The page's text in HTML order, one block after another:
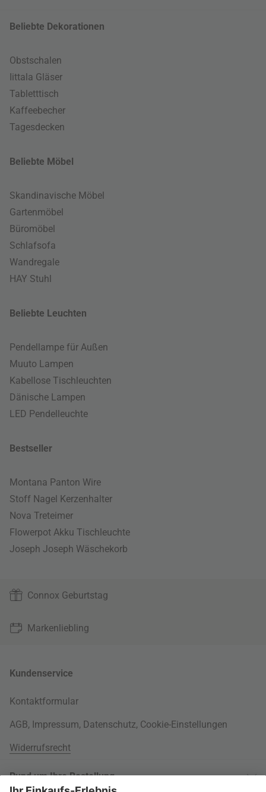
Beliebte Dekorationen
Obstschalen
Iittala Gläser
Tabletttisch
Kaffeebecher
Tagesdecken
Beliebte Möbel
Skandinavische Möbel
Gartenmöbel
Büromöbel
Schlafsofa
Wandregale
HAY Stuhl
Beliebte Leuchten
Pendellampe für Außen
Muuto Lampen
Kabellose Tischleuchten
Dänische Lampen
LED Pendelleuchte
Bestseller
Montana Panton Wire
Stoff Nagel Kerzenhalter
Nova Treteimer
Flowerpot Akku Tischleuchte
Joseph Joseph Wäschekorb
Connox Geburtstag
Markenliebling
Kundenservice
Kontaktformular
AGB, Impressum, Datenschutz, Cookie-Einstellungen
Widerrufsrecht
Rund um Ihre Bestellung